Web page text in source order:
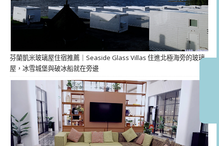
芬蘭凱米玻璃屋住宿推薦｜Seaside Glass Villas 住進北極海旁的玻璃
屋，冰雪城堡與破冰船就在旁邊